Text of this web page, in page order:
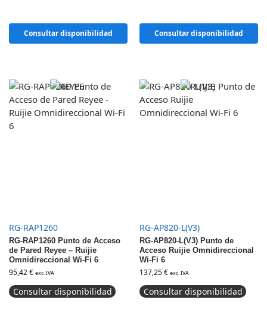
Consultar disponibilidad Consultar disponibilidad
RG-RAP1260
RG-RAP1260 Punto de Acceso
de Pared Reyee – Ruijie
Omnidireccional Wi-Fi 6
95,42€ exc. IVA
Consultar disponibilidad
RG-AP820-L(V3)
RG-AP820-L(V3) Punto de
Acceso Ruijie Omnidireccional
Wi-Fi 6
137,25€ exc. IVA
Consultar disponibilidad